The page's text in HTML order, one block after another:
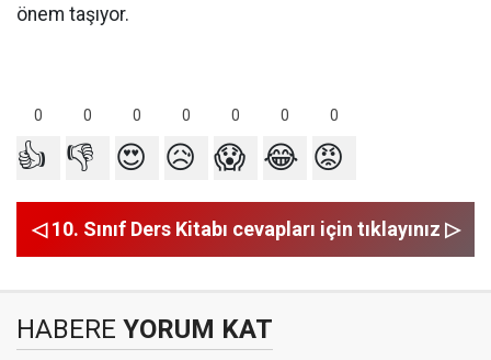
önem taşıyor.
0 0 0 0 0 0 0
👍 👎 😍 😥 😱 😂 😡
◁ 10. Sınıf Ders Kitabı cevapları için tıklayınız ▷
HABERE YORUM KAT